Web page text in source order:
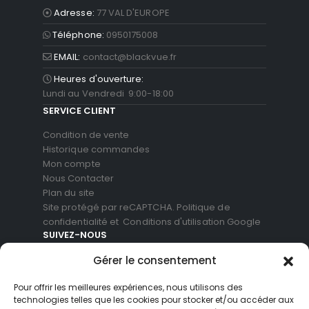
Gérer le consentement
Pour offrir les meilleures expériences, nous utilisons des
technologies telles que les cookies pour stocker et/ou accéder aux
Adresse: 77 VAL D'EUROPE
Téléphone: 0950175008
EMAIL: contact@blackvue.fr
Heures d'ouverture:
Lundi au Vendredi 9:00-18:00
SERVICE CLIENT
Condition de vente
Historique commandes
Mon compte
Nous Contacter
Plan du site
Site protégé par reCAPTCHA. Politique de
confidentialité et Conditions d'utilisation Google
SUIVEZ-NOUS